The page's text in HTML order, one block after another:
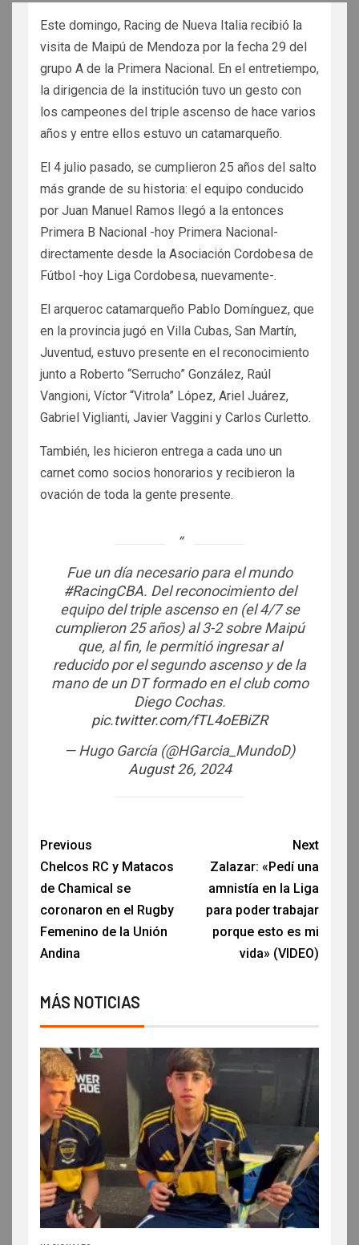
Este domingo, Racing de Nueva Italia recibió la
visita de Maipú de Mendoza por la fecha 29 del
grupo A de la Primera Nacional. En el entretiempo,
la dirigencia de la institución tuvo un gesto con
los campeones del triple ascenso de hace varios
años y entre ellos estuvo un catamarqueño.
El 4 julio pasado, se cumplieron 25 años del salto
más grande de su historia: el equipo conducido
por Juan Manuel Ramos llegó a la entonces
Primera B Nacional -hoy Primera Nacional-
directamente desde la Asociación Cordobesa de
Fútbol -hoy Liga Cordobesa, nuevamente-.
El arqueroc catamarqueño Pablo Domínguez, que
en la provincia jugó en Villa Cubas, San Martín,
Juventud, estuvo presente en el reconocimiento
junto a Roberto “Serrucho” González, Raúl
Vangioni, Víctor “Vitrola” López, Ariel Juárez,
Gabriel Viglianti, Javier Vaggini y Carlos Curletto.
También, les hicieron entrega a cada uno un
carnet como socios honorarios y recibieron la
ovación de toda la gente presente.
Fue un día necesario para el mundo
#RacingCBA. Del reconocimiento del
equipo del triple ascenso en (el 4/7 se
cumplieron 25 años) al 3-2 sobre Maipú
que, al fin, le permitió ingresar al
reducido por el segundo ascenso y de la
mano de un DT formado en el club como
Diego Cochas.
pic.twitter.com/fTL4oEBiZR
— Hugo García (@HGarcia_MundoD)
August 26, 2024
Previous
Chelcos RC y Matacos
de Chamical se
coronaron en el Rugby
Femenino de la Unión
Andina
Next
Zalazar: «Pedí una
amnistía en la Liga
para poder trabajar
porque esto es mi
vida» (VIDEO)
MÁS NOTICIAS